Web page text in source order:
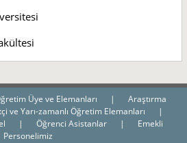
Üye ve Elemanları |
Araştırma
ve Yarı-zamanlı Öğretim Elemanları
|
| Öğrenci Asistanlar |
Emekli
Personelimiz